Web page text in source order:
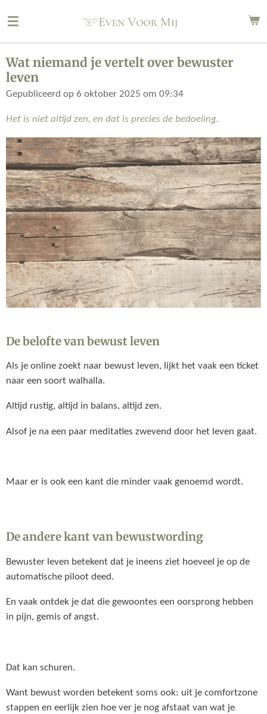
direct
naar
de
hoofdinhoud
Wat niemand je vertelt over bewuster
leven
Gepubliceerd op 6 oktober 2025 om 09:34
Het is niet altijd zen, en dat is precies de bedoeling.
De belofte van bewust leven
Als je online zoekt naar bewust leven, lijkt het vaak een ticket
naar een soort walhalla.
Altijd rustig, altijd in balans, altijd zen.
Alsof je na een paar meditaties zwevend door het leven gaat.
Maar er is ook een kant die minder vaak genoemd wordt.
De andere kant van bewustwording
Bewuster leven betekent dat je ineens ziet hoeveel je op de
automatische piloot deed.
En vaak ontdek je dat die gewoontes een oorsprong hebben
in pijn, gemis of angst.
Dat kan schuren.
Want bewust worden betekent soms ook: uit je comfortzone
stappen en eerlijk zien hoe ver je nog afstaat van wat je